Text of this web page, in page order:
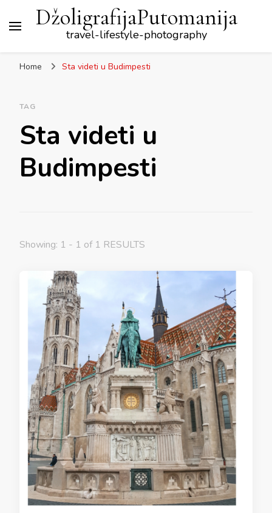
DžoligrafijaPutomanija
travel-lifestyle-photography
Home Sta videti u Budimpesti
TAG
Sta videti u
Budimpesti
Showing: 1 - 1 of 1 RESULTS